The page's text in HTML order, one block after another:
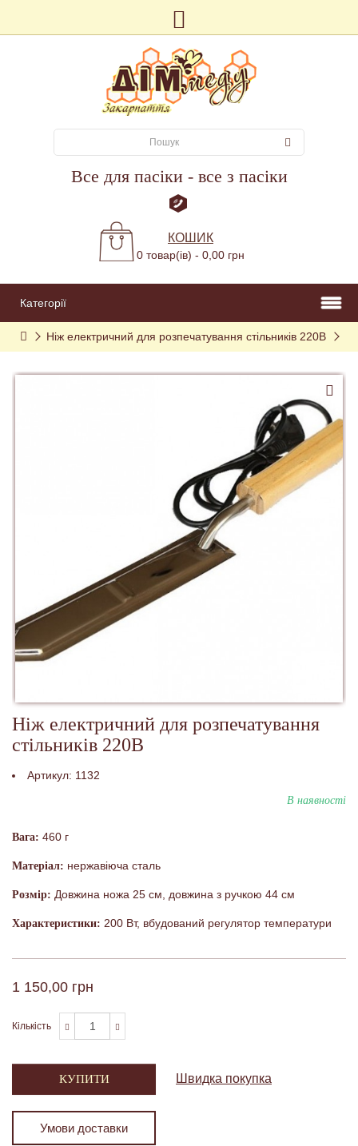
Все для пасіки - все з пасіки
КОШИК
0 товар(ів) - 0,00 грн
Категорії
Ніж електричний для розпечатування стільників 220В
Ніж електричний для розпечатування
стільників 220В
Артикул: 1132
В наявності
Вага: 460 г
Матеріал: нержавіюча сталь
Розмір: Довжина ножа 25 см, довжина з ручкою 44 см
Характеристики: 200 Вт, вбудований регулятор температури
1 150,00 грн
Кількість
КУПИТИ Швидка покупка
Умови доставки